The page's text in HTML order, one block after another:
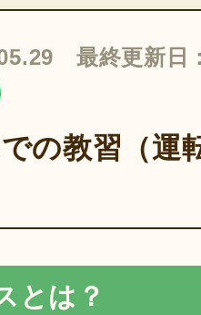
の教習（運
とは？
最終更新日